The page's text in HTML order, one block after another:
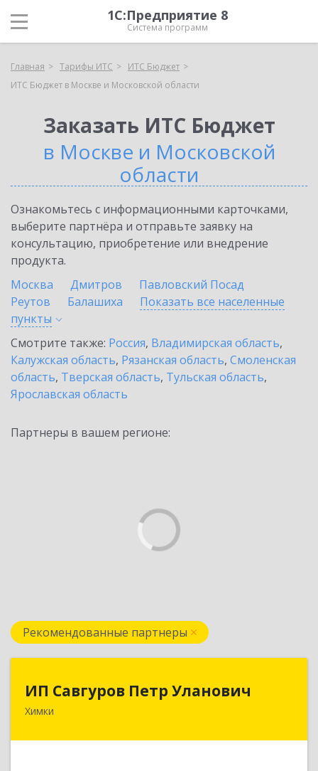
1С:Предприятие 8
Система программ
Главная Тарифы ИТС
ИТС Бюджет
ИТС Бюджет в Москве и Московской области
Заказать ИТС Бюджет
в Москве и Московской
области
Ознакомьтесь с информационными карточками,
выберите партнёра и отправьте заявку на
консультацию, приобретение или внедрение
продукта.
Москва
Дмитров
Павловский Посад
Реутов
Балашиха
Показать все населенные
пункты
Смотрите также: Россия, Владимирская область,
Калужская область, Рязанская область, Смоленская
область, Тверская область, Тульская область,
Ярославская область
Партнеры в вашем регионе:
Рекомендованные партнеры
ИП Савгуров Петр Уланович
Химки
141407, Московская обл, Химки г, Молодежная